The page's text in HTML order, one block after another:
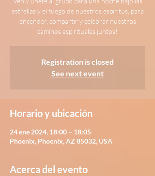
estrellas y el fuego de nuestros espiritus, para
encender, compartir y celebrar nuestros
Registration is closed
See next event
Horario y ubicación
24 ene 2024, 18:00 – 18:05
Phoenix, Phoenix, AZ 85032, USA
Acerca del evento